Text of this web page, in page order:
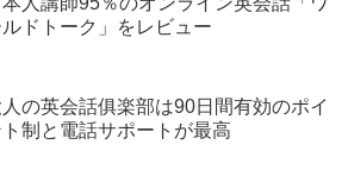
ルドトーク」をレビュー
の英会話俱楽部は90日間有効のポイ
ト制と電話サポートが最高